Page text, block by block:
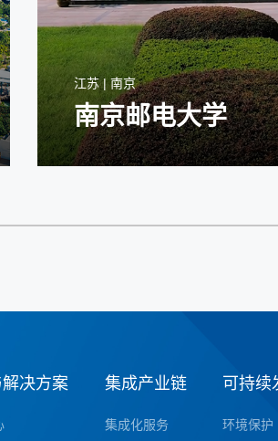
江苏 | 南京
南京邮电大学
决方案 集成产业链
集成化服务
可持续
环境保护